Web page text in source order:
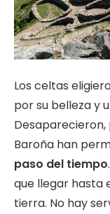
Los celtas
por su belleza y
Baroña han
paso del tiempo
que llegar hasta
tierra. No hay